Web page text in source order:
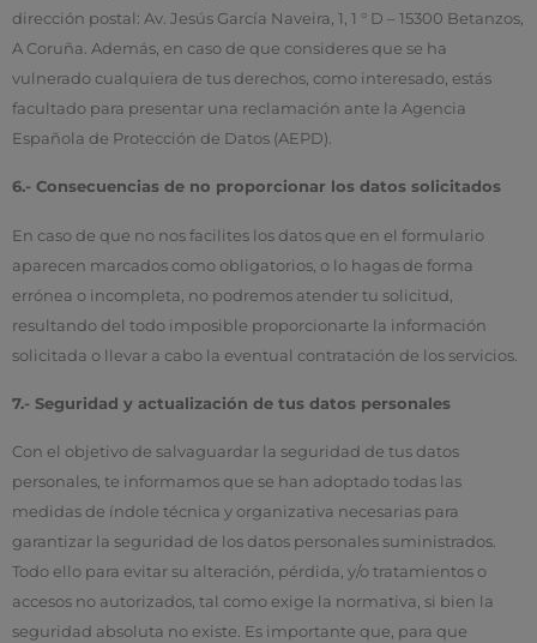
dirección postal: Av. Jesús García Naveira, 1, 1 ° D – 15300 Betanzos,
A Coruña. Además, en caso de que consideres que se ha
vulnerado cualquiera de tus derechos, como interesado, estás
facultado para presentar una reclamación ante la Agencia
Española de Protección de Datos (AEPD).
6.- Consecuencias de no proporcionar los datos solicitados
En caso de que no nos facilites los datos que en el formulario
aparecen marcados como obligatorios, o lo hagas de forma
errónea o incompleta, no podremos atender tu solicitud,
resultando del todo imposible proporcionarte la información
solicitada o llevar a cabo la eventual contratación de los servicios.
7.- Seguridad y actualización de tus datos personales
Con el objetivo de salvaguardar la seguridad de tus datos
personales, te informamos que se han adoptado todas las
medidas de índole técnica y organizativa necesarias para
garantizar la seguridad de los datos personales suministrados.
Todo ello para evitar su alteración, pérdida, y/o tratamientos o
accesos no autorizados, tal como exige la normativa, si bien la
seguridad absoluta no existe. Es importante que, para que